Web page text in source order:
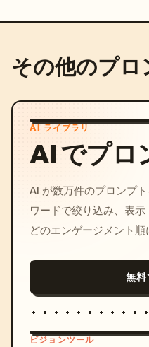
その他のプロ
AI ライブラリ
AI でプロ
AI が数万件のプロンプ
ワードで絞り込み、表
どのエンゲージメント順
無料
ビジョンツール